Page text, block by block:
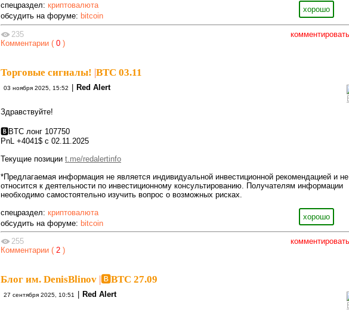
хорошо
спецраздел: криптовалюта
обсудить на форуме: bitcoin
комментировать
235
Комментарии ( 0 )
Торговые сигналы! |BTC 03.11
03 ноября 2025, 15:52 | Red Alert
Здравствуйте!
🅱️BTC лонг 107750
PnL +4041$ с 02.11.2025
Текущие позиции t.me/redalertinfo
*Предлагаемая информация не является индивидуальной инвестиционной рекомендацией и не
относится к деятельности по инвестиционному консультированию. Получателям информации
необходимо самостоятельно изучить вопрос о возможных рисках.
хорошо
спецраздел: криптовалюта
обсудить на форуме: bitcoin
комментировать
255
Комментарии ( 2 )
Блог им. DenisBlinov |🅱️BTC 27.09
27 сентября 2025, 10:51 Red Alert